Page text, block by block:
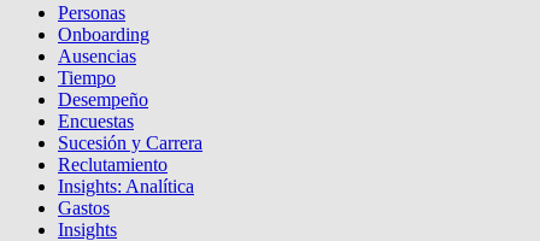
Personas
Onboarding
Ausencias
Tiempo
Desempeño
Encuestas
Sucesión y Carrera
Reclutamiento
Insights: Analítica
Gastos
Insights